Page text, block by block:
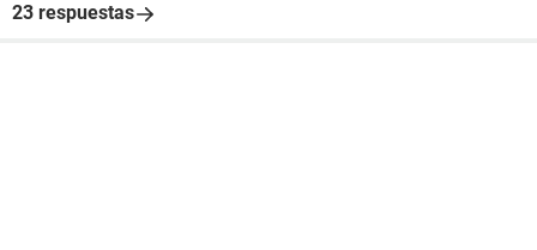
23 respuestas